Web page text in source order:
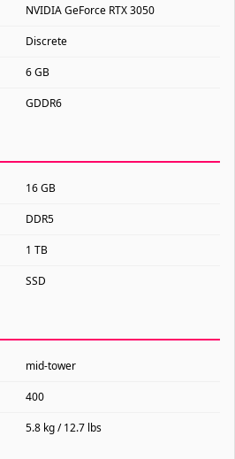
NVIDIA GeForce RTX 3050
Discrete
6 GB
GDDR6
16 GB
DDR5
1 TB
SSD
mid-tower
400
5.8 kg / 12.7 lbs